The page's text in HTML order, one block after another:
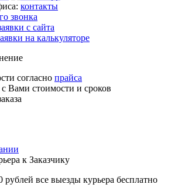
контакты
звонка
с сайта
на калькуляторе
согласно прайса
Вами стоимости и сроков
к Заказчику
рублей все выезды курьера бесплатно